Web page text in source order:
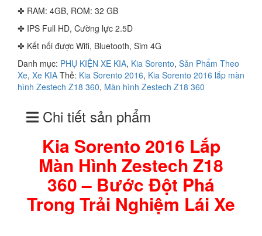
✤ RAM: 4GB, ROM: 32 GB
✤ IPS Full HD, Cường lực 2.5D
✤ Kết nối được Wifi, Bluetooth, Sim 4G
Danh mục: PHỤ KIỆN XE KIA, Kia Sorento, Sản Phẩm Theo
Xe, Xe KIA Thẻ: Kia Sorento 2016, Kia Sorento 2016 lắp màn
hình Zestech Z18 360, Màn hình Zestech Z18 360
Chi tiết sản phẩm
Kia Sorento 2016 Lắp
Màn Hình Zestech Z18
360 – Bước Đột Phá
Trong Trải Nghiệm Lái Xe